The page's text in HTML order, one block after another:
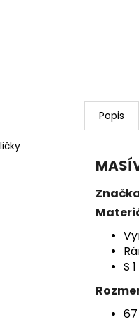
Popis
S